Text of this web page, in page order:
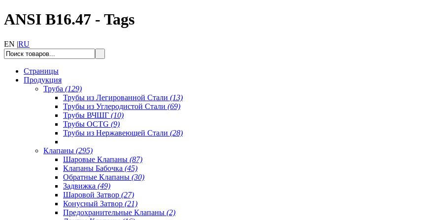
ANSI B16.47 - Tags
EN |RU
Страницы
Продукция
Труба (129)
Трубы из Легированной Стали (13)
Трубы из Углеродистой Стали (69)
Трубы ВЧШГ (10)
Трубы OCTG (9)
Трубы из Нержавеющей Стали (28)
Клапаны (295)
Шаровые Клапаны (87)
Клапаны Бабочка (45)
Обратные Клапаны (30)
Задвижка (49)
Шаровой Затвор (27)
Конусный Затвор (21)
Предохранительные Клапаны (2)